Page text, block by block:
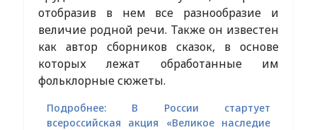
отобразив в нем все разнообразие и
величие родной речи. Также он известен
как автор сборников сказок, в основе
которых лежат обработанные им
фольклорные сюжеты.
Подробнее: В России стартует
всероссийская акция «Великое наследие